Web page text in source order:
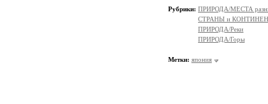
Рубрики: ПРИРОДА/МЕСТА
СТРАНЫ и
ПРИРОДА/Реки
ПРИРОДА/Горы
Метки: япония